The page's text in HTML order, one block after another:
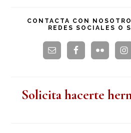
esta
CONTACTA CON
REDES SOCIALES O
Solicita hacerte